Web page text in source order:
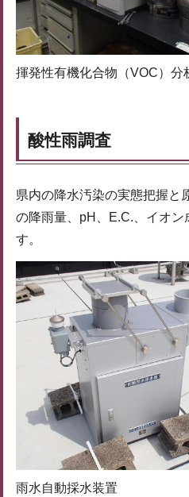
揮発性有機化合物（VOC）分
酸性雨調査
県内の降水汚染の実態把握と
の降雨量、pH、E.C.、イオン
す。
雨水自動採水装置